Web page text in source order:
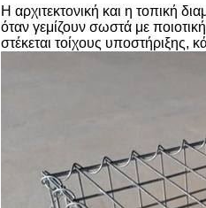
Η αρχιτεκτονική και η τοπική
όταν γεμίζουν σωστά με
στέκεται τοίχους υποστήριξης,